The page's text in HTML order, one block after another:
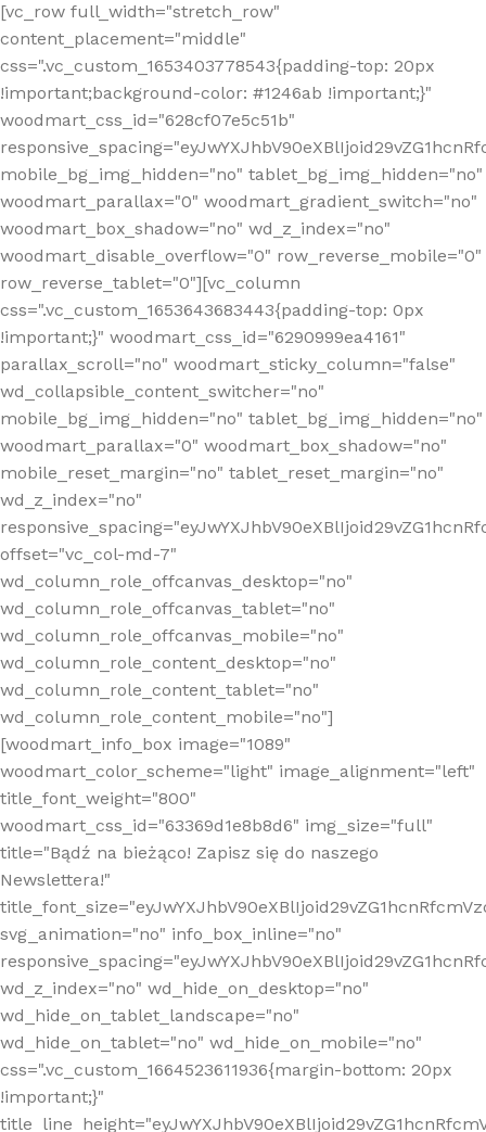
[vc_row full_width="stretch_row"
content_placement="middle"
css=".vc_custom_1653403778543{padding-top: 20px
!important;background-color: #1246ab !important;}"
woodmart_css_id="628cf07e5c51b"
mobile_bg_img_hidden="no" tablet_bg_img_hidden="no"
woodmart_parallax="0" woodmart_gradient_switch="no"
woodmart_box_shadow="no" wd_z_index="no"
woodmart_disable_overflow="0" row_reverse_mobile="0"
row_reverse_tablet="0"][vc_column
css=".vc_custom_1653643683443{padding-top: 0px
!important;}" woodmart_css_id="6290999ea4161"
parallax_scroll="no" woodmart_sticky_column="false"
wd_collapsible_content_switcher="no"
mobile_bg_img_hidden="no" tablet_bg_img_hidden="no"
woodmart_parallax="0" woodmart_box_shadow="no"
mobile_reset_margin="no" tablet_reset_margin="no"
wd_z_index="no"
offset="vc_col-md-7"
wd_column_role_offcanvas_desktop="no"
wd_column_role_offcanvas_tablet="no"
wd_column_role_offcanvas_mobile="no"
wd_column_role_content_desktop="no"
wd_column_role_content_tablet="no"
wd_column_role_content_mobile="no"]
[woodmart_info_box image="1089"
woodmart_color_scheme="light" image_alignment="left"
title_font_weight="800"
woodmart_css_id="63369d1e8b8d6" img_size="full"
title="Bądź na bieżąco! Zapisz się do naszego
Newslettera!"
svg_animation="no" info_box_inline="no"
wd_z_index="no" wd_hide_on_desktop="no"
wd_hide_on_tablet_landscape="no"
wd_hide_on_tablet="no" wd_hide_on_mobile="no"
css=".vc_custom_1664523611936{margin-bottom: 20px
!important;}"